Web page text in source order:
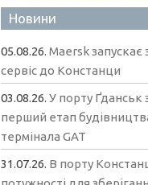
Новини
05.08.26.Maersk запускає
сервіс до Констанци
03.08.26.У порту
перший етап
термінала GAT
31.07.26. В порту